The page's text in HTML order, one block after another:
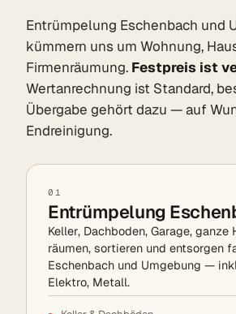
Entrümpelung Eschenbach und
kümmern uns um Wohnung,
Firmenräumung. Festpreis ist
Wertanrechnung ist Standard,
Übergabe gehört dazu — auf
Endreinigung.
01
Entrümpelung
Keller, Dachboden, Garage, ganze
räumen, sortieren und entsorgen
Eschenbach und Umgebung —
Elektro, Metall.